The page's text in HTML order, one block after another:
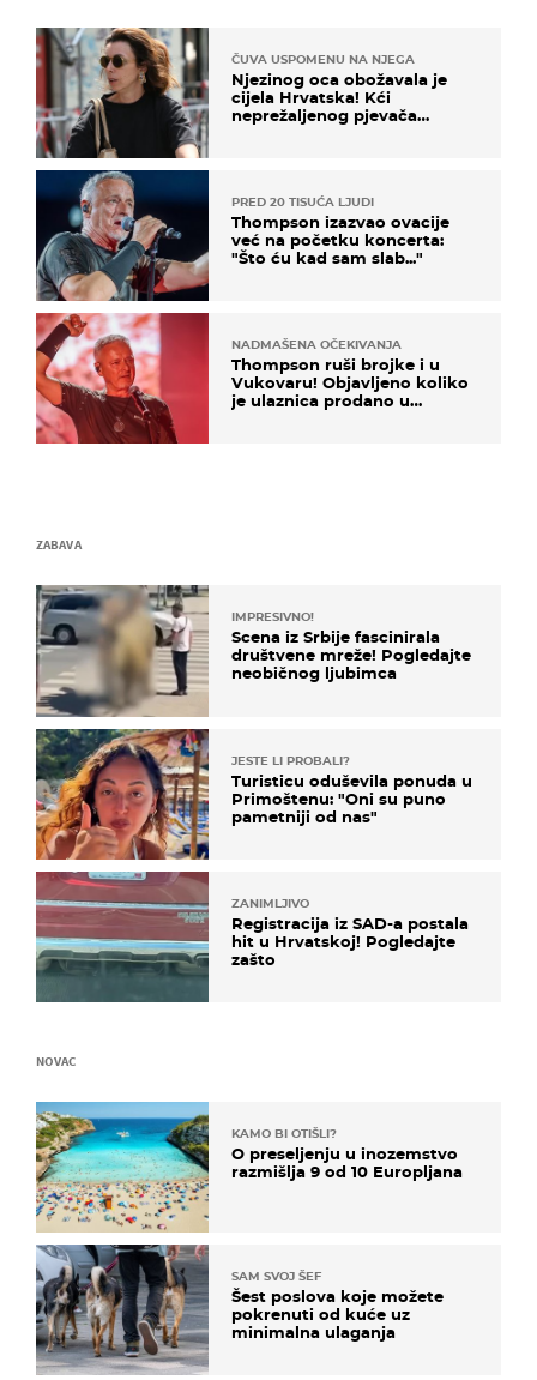
ČUVA USPOMENU NA NJEGA
Njezinog oca obožavala je
cijela Hrvatska! Kći
neprežaljenog pjevača
PRED 20 TISUĆA LJUDI
Thompson izazvao ovacije
već na početku koncerta:
"Što ću kad sam slab..."
NADMAŠENA OČEKIVANJA
Thompson ruši brojke i u
Vukovaru! Objavljeno koliko
je ulaznica prodano u
ZABAVA
IMPRESIVNO!
Scena iz Srbije fascinirala
društvene mreže! Pogledajte
neobičnog ljubimca
JESTE LI PROBALI?
Turisticu oduševila ponuda u
Primoštenu: "Oni su puno
pametniji od nas"
ZANIMLJIVO
Registracija iz SAD-a postala
hit u Hrvatskoj! Pogledajte
zašto
NOVAC
KAMO BI OTIŠLI?
O preseljenju u inozemstvo
razmišlja 9 od 10 Europljana
SAM SVOJ ŠEF
Šest poslova koje možete
pokrenuti od kuće uz
minimalna ulaganja